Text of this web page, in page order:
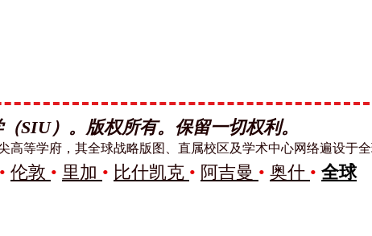
SIU）。版权所有。保留一切权利。
等学府，其全球战略版图、直属校区及学术中心网络遍设于全
• 伦敦 • 里加 • 比什凯克 • 阿吉曼 • 奥什 • 全球